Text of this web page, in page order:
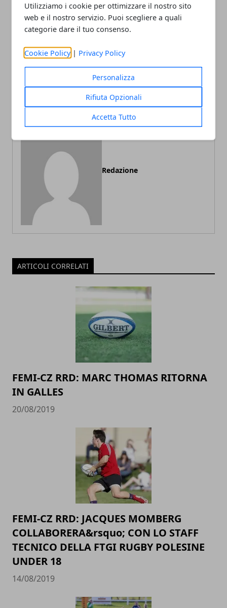
Utilizziamo i cookie per ottimizzare il nostro sito
web e il nostro servizio. Puoi scegliere a quali
categorie dare il tuo consenso.
Cookie Policy | Privacy Policy
Personalizza
Rifiuta Opzionali
Accetta Tutto
FacebookTwitterWhatsapp
Articolo Precedente
Europei 7s U18: domani al
via la fase a gironi
Articolo Successivo
comunicato petrarca rugby
junior
Redazione
ARTICOLI CORRELATI
FEMI-CZ RRD: MARC THOMAS RITORNA
IN GALLES
20/08/2019
FEMI-CZ RRD: JACQUES MOMBERG
COLLABORERA&rsquo; CON LO STAFF
TECNICO DELLA FTGI RUGBY POLESINE
UNDER 18
14/08/2019